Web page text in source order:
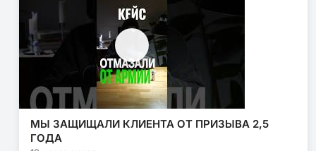
МЫ ЗАЩИЩАЛИ КЛИЕНТА ОТ ПРИЗЫВА 2,5
ГОДА